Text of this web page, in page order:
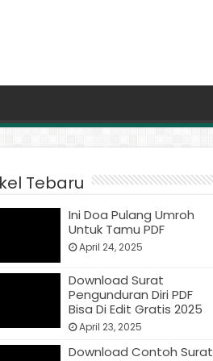
Tebaru
Ini Doa Pulang Umroh
Untuk Tamu PDF
April 24, 2025
Download Surat
Pengunduran Diri PDF
Bisa Di Edit Gratis 2025
April 23, 2025
Download Contoh Surat